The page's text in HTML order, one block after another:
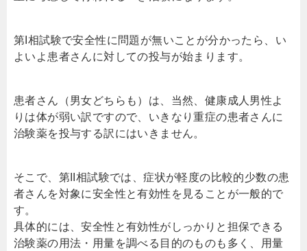
第I相試験で安全性に問題が無いことが分かったら、い
よいよ患者さんに対しての投与が始まります。
患者さん（男女どちらも）は、当然、健康成人男性よ
りは体が弱い訳ですので、いきなり重症の患者さんに
治験薬を投与する訳にはいきません。
そこで、第II相試験では、症状が軽度の比較的少数の患
者さんを対象に安全性と有効性を見ることが一般的で
す。
具体的には、安全性と有効性がしっかりと担保できる
治験薬の用法・用量を調べる目的のものも多く、用量